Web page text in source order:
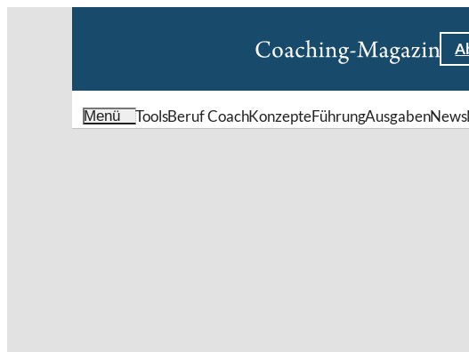
Menü ToolsBeruf CoachKonzepteFührungAusgabenNews